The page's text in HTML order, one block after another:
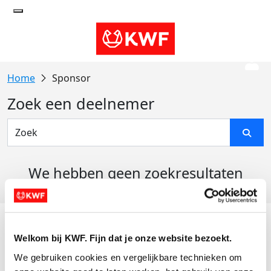
Welkom bij KWF. Fijn dat je onze website bezoekt.
We gebruiken cookies en vergelijkbare technieken om
Sponsor
Zoek een deelnemer
We hebben geen zoekresultaten
Actiematerialen
Evenementen